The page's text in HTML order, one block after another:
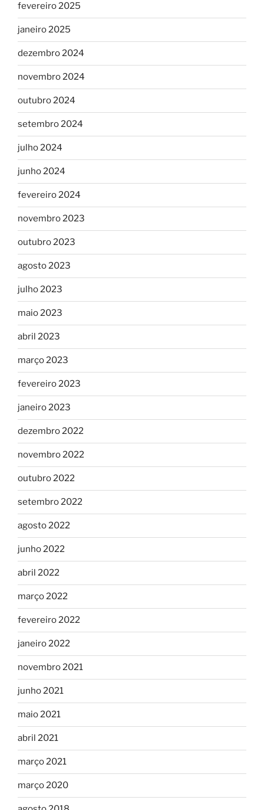
fevereiro 2025
janeiro 2025
dezembro 2024
novembro 2024
outubro 2024
setembro 2024
julho 2024
junho 2024
fevereiro 2024
novembro 2023
outubro 2023
agosto 2023
julho 2023
maio 2023
abril 2023
março 2023
fevereiro 2023
janeiro 2023
dezembro 2022
novembro 2022
outubro 2022
setembro 2022
agosto 2022
junho 2022
abril 2022
março 2022
fevereiro 2022
janeiro 2022
novembro 2021
junho 2021
maio 2021
abril 2021
março 2021
março 2020